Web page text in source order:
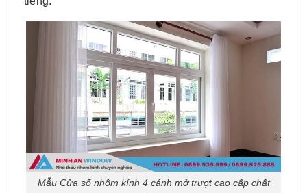
Mẫu Cửa sổ nhôm kính 4 cánh mở trượt cao cấp chất